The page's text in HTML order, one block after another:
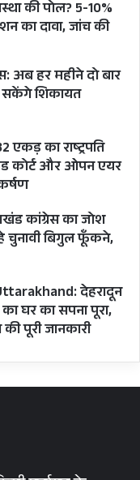
गोविंद सिंह
छपा है कि
बेटे और बहू
उनके बयान से
नियुक्ति
तरीके
न होता तो
जी स्पष्ट
प्रतियोगी
है.
से स्पष्ट
अपारदर्शी
हैं. राज्य के
है कि
अब तक
की पोल? 5-10%
का दावा, जांच की
अब हर महीने दो बार
शिकायत
एकड़ का राष्ट्रपति
कोर्ट और ओपन एयर
कांग्रेस का जोश
बिगुल फूँकने,
देहरादून
का घर का सपना पूरा,
पूरी जानकारी